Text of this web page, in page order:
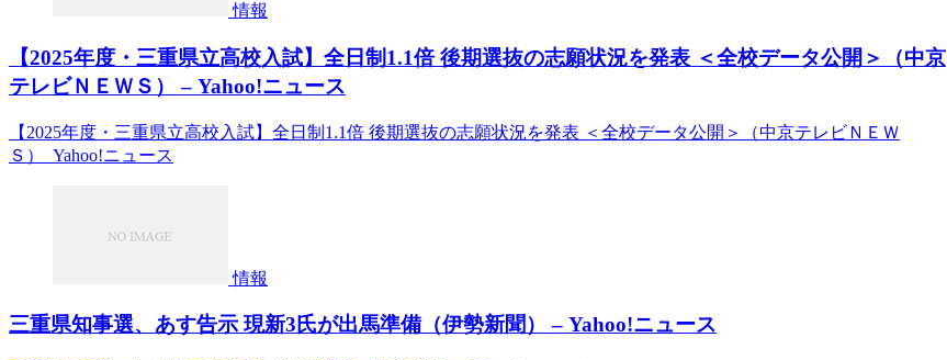
情報
【2025年度・三重県立高校入試】全日制1.1倍 後期選抜の志願状況を発表 ＜全校データ公開＞（中京
テレビＮＥＷＳ） – Yahoo!ニュース
【2025年度・三重県立高校入試】全日制1.1倍 後期選抜の志願状況を発表 ＜全校データ公開＞（中京テレビＮＥＷ
Ｓ） Yahoo!ニュース
情報
三重県知事選、あす告示 現新3氏が出馬準備（伊勢新聞） – Yahoo!ニュース